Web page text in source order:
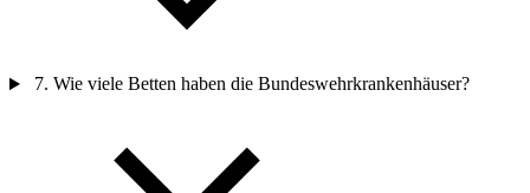
7. Wie viele Betten haben die Bundeswehrkrankenhäuser?